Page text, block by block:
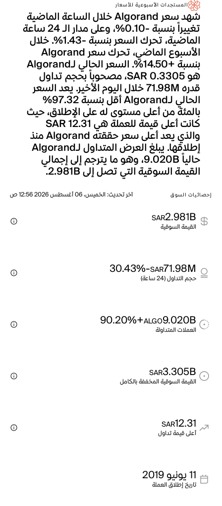
المستجدات الأسبوعية للأسعار
شهد سعر Algorand خلال الساعة الماضية
تغييراً بنسبة -0.10%، وعلى مدار الـ 24 ساعة
الماضية، تحرك السعر بنسبة -1.43%. خلال
الأسبوع الماضي، تحرك سعر Algorand
بنسبة +14.50%. السعر الحالي لـAlgorand
هو SAR 0.3305، مصحوباً بحجم تداول
قدره 71.98M خلال اليوم الأخير. يعد السعر
الحالي لـAlgorand أقل بنسبة 97.32%
بالمئة من أعلى مستوى له على الإطلاق، حيث
كانت أعلى قيمة للعملة هي SAR 12.31
والذي يعد أعلى سعر حققته Algorand منذ
إطلاقها. يبلغ العرض المتداول لـAlgorand
حالياً 9.020B، وهو ما يترجم إلى إجمالي
القيمة السوقية التي تصل إلى 2.981B.
إحصائيات السوق آخر تحديث:الخميس، 06 أغسطس 2026 12:56 ص
2.981B
SAR
القيمة السوقية
71.98M
SAR
-30.43%
حجم التداول (24 ساعة)
9.020B
ALGO
+90.20%
العملات المتداولة
3.305B
SAR
القيمة السوقية المخففة بالكامل
12.31
SAR
أعلى قيمة تداول
11 يونيو 2019
تاريخ إطلاق العملة